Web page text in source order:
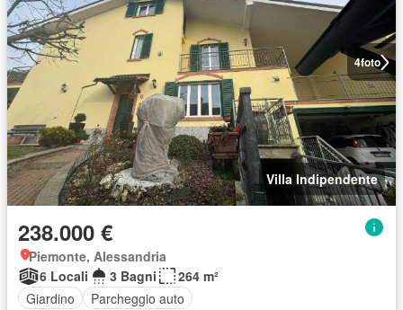
4foto
Villa Indipendente
238.000 €
Piemonte, Alessandria
6 Locali
3 Bagni
264 m²
Giardino
Parcheggio auto